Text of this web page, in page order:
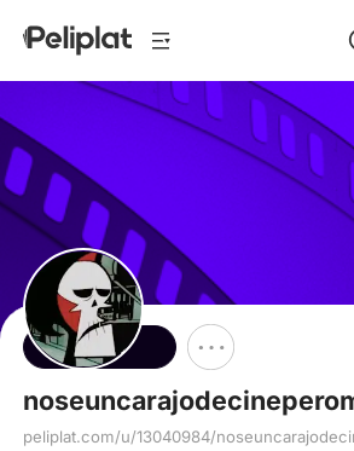
Follow
peliplat.com/u/13040984/